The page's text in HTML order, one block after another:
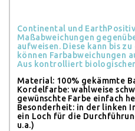
Continental und
Maßabweichungen
aufweisen. Diese kann bis
können Farbabweichungen
Aus kontrolliert
Material: 100% gekämmte
Kordelfarbe: wahlweise
gewünschte Farbe einfach
Besonderheit: in der linken
ein Loch für die
u.a.)